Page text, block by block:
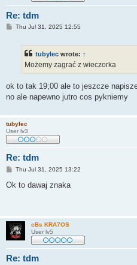
Re: tdm
PThu Jul 31, 2025 12:55
tubylec wrote: ↑
Możemy zagrać z wieczorka
ok to tak 19;00 ale to jeszcze
no ale napewno jutro cos pykniemy
tubylec
User lv3
Re: tdm
P
s
Thu Jul 31, 2025 13:22
Ok to dawaj znaka
cBs KRA7OS
User lv5
Re: tdm